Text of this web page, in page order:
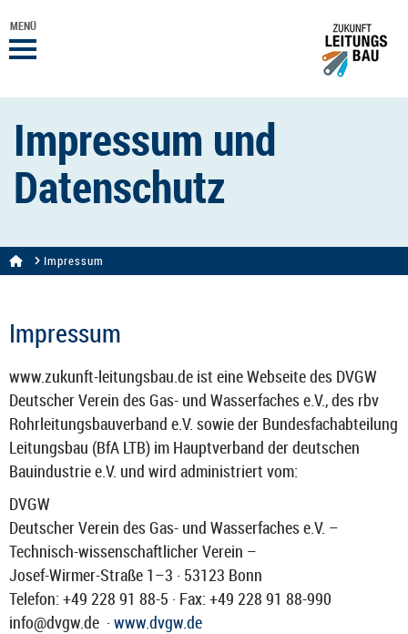
MENÜ
Impressum und
Datenschutz
Impressum
Impressum
www.zukunft-​leitungsbau.de ist eine Webseite des DVGW
Deutscher Verein des Gas- und Wasserfaches e.V., des rbv
Rohrleitungsbauverband e.V. sowie der Bundesfachabteilung
Leitungsbau (BfA LTB) im Hauptverband der deutschen
Bauindustrie e.V. und wird administriert vom:
DVGW
Deutscher Verein des Gas- und Wasserfaches e.V. –
Technisch-​wissenschaftlicher Verein –
Josef-​Wirmer-Straße 1–3 · 53123 Bonn
Telefon: +49 228 91 88-5 · Fax: +49 228 91 88-990
info@dvgw.de · www.dvgw.de